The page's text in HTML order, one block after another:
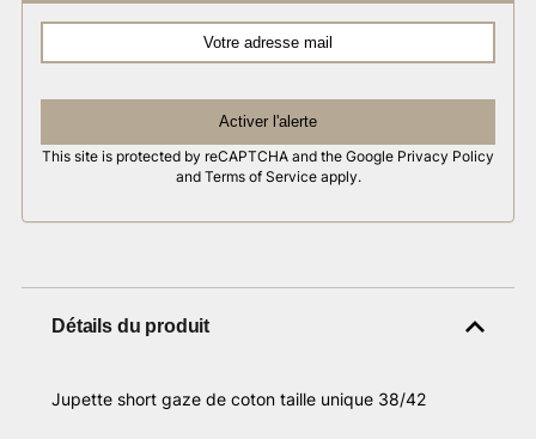
Activer l'alerte
This site is protected by reCAPTCHA and the Google Privacy Policy
and Terms of Service apply.
Détails du produit
Jupette short gaze de coton taille unique 38/42